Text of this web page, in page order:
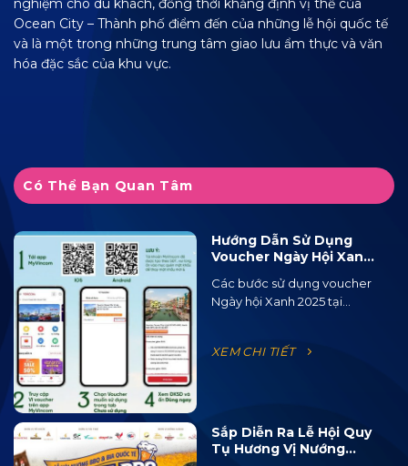
nghiệm cho du khách, đồng thời khẳng định vị thế của
Ocean City – Thành phố điểm đến của những lễ hội quốc tế
và là một trong những trung tâm giao lưu ẩm thực và văn
hóa đặc sắc của khu vực.
Có Thể Bạn Quan Tâm
Hướng Dẫn Sử Dụng
Voucher Ngày Hội Xanh
Các bước sử dụng voucher
Ngày hội Xanh 2025 tại...
XEM CHI TIẾT
Sắp Diễn Ra Lễ Hội Quy
Tụ Hương Vị Nướng